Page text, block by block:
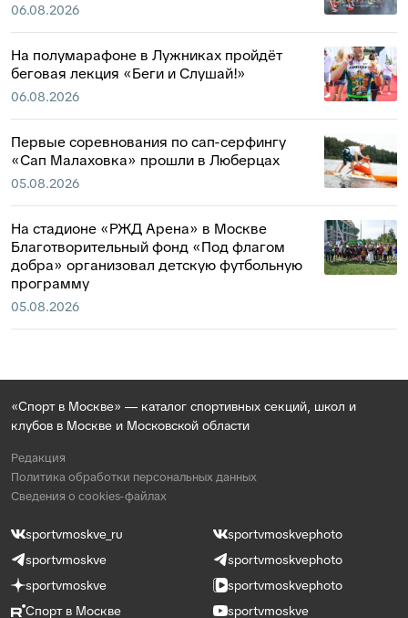
06.08.2026
На полумарафоне в Лужниках пройдёт
беговая лекция «Беги и Слушай!»
06.08.2026
Первые соревнования по сап-серфингу
«Сап Малаховка» прошли в Люберцах
05.08.2026
На стадионе «РЖД Арена» в Москве
Благотворительный фонд «Под флагом
добра» организовал детскую футбольную
программу
05.08.2026
«Спорт в Москве» — каталог спортивных секций, школ и
клубов в Москве и Московской области
Редакция
Политика обработки персональных данных
Сведения о cookies-файлах
sportvmoskve_ru
sportvmoskvephoto
sportvmoskve
sportvmoskvephoto
sportvmoskve
sportvmoskvephoto
Спорт в Москве
sportvmoskve